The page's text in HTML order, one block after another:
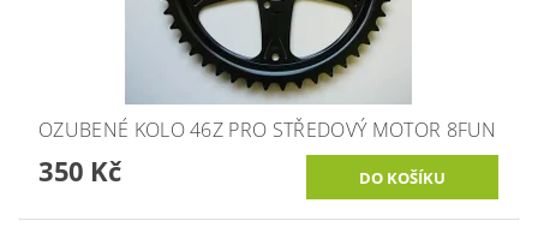
OZUBENÉ KOLO 46Z PRO STŘEDOVÝ MOTOR 8FUN
350 Kč